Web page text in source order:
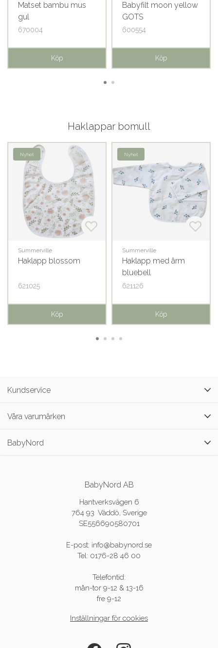
Matset bambu mus
gul
670004
Köp
Babyfilt moon yellow
GOTS
600554
Köp
Haklappar bomull
Nyhet
Summerville
Haklapp blossom
621025
Köp
Nyhet
Summerville
Haklapp med ärm
bluebell
621126
Köp
Kundservice
Våra varumärken
BabyNord
BabyNord AB
Hantverksvägen 6
764 93 Väddö, Sverige
SE556690580701
E-post: info@babynord.se
Tel: 0176-28 46 00
Telefontid:
mån-tor 9-12 & 13-16
fre 9-12
Inställningar för cookies